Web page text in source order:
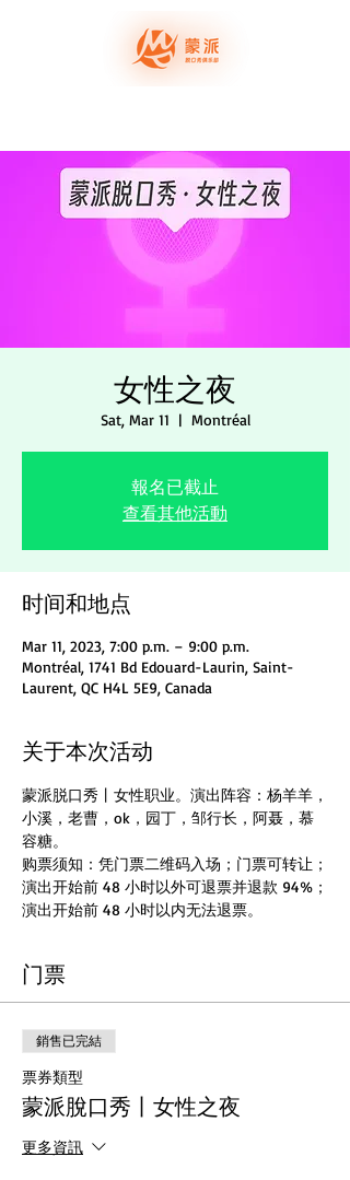
女性之夜
Sat, Mar 11
  |
Montréal
報名已截止
查看其他活動
时间和地点
Mar 11, 2023, 7:00 p.m. – 9:00 p.m.
Montréal, 1741 Bd Edouard-Laurin, Saint-
Laurent, QC H4L 5E9, Canada
关于本次活动
蒙派脱口秀丨女性职业。演出阵容：杨羊羊，
小溪，老曹，ok，园丁，邹行长，阿聂，慕
容糖。
购票须知：凭门票二维码入场；门票可转让；
演出开始前 48 小时以外可退票并退款 94%；
演出开始前 48 小时以内无法退票。
门票
銷售已完結
票券類型
蒙派脫口秀丨女性之夜
更多資訊